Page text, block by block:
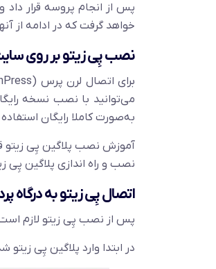
پس از انجام پروسه قرار داد
خواهد گرفت که در ادامه از
نصب پِی زیتو بر روی
می‌توانید با نصب نسخه
به‌صورت کاملا رایگان استفاده
آموزش نصب پلاگین پِی زیتو
نصب و راه اندازی پلاگین پِی
اتصال پِی زیتو به
پس از نصب پِی زیتو لازم
در ابتدا وارد پلاگین پِی زیتو